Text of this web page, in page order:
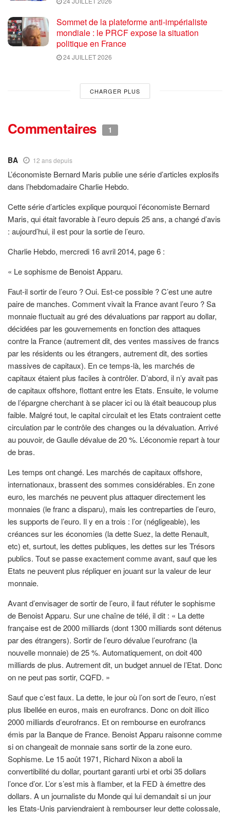
Sommet de la plateforme anti-impérialiste
mondiale : le PRCF expose la situation
politique en France
24 JUILLET 2026
CHARGER PLUS
Commentaires 1
BA 12 ans depuis
L’économiste Bernard Maris publie une série d’articles explosifs
dans l’hebdomadaire Charlie Hebdo.
Cette série d’articles explique pourquoi l’économiste Bernard
Maris, qui était favorable à l’euro depuis 25 ans, a changé d’avis
: aujourd’hui, il est pour la sortie de l’euro.
Charlie Hebdo, mercredi 16 avril 2014, page 6 :
« Le sophisme de Benoist Apparu.
Faut-il sortir de l’euro ? Oui. Est-ce possible ? C’est une autre
paire de manches. Comment vivait la France avant l’euro ? Sa
monnaie fluctuait au gré des dévaluations par rapport au dollar,
décidées par les gouvernements en fonction des attaques
contre la France (autrement dit, des ventes massives de francs
par les résidents ou les étrangers, autrement dit, des sorties
massives de capitaux). En ce temps-là, les marchés de
capitaux étaient plus faciles à contrôler. D’abord, il n’y avait pas
de capitaux offshore, flottant entre les Etats. Ensuite, le volume
de l’épargne cherchant à se placer ici ou là était beaucoup plus
faible. Malgré tout, le capital circulait et les Etats contraient cette
circulation par le contrôle des changes ou la dévaluation. Arrivé
au pouvoir, de Gaulle dévalue de 20 %. L’économie repart à tour
de bras.
Les temps ont changé. Les marchés de capitaux offshore,
internationaux, brassent des sommes considérables. En zone
euro, les marchés ne peuvent plus attaquer directement les
monnaies (le franc a disparu), mais les contreparties de l’euro,
les supports de l’euro. Il y en a trois : l’or (négligeable), les
créances sur les économies (la dette Suez, la dette Renault,
etc) et, surtout, les dettes publiques, les dettes sur les Trésors
publics. Tout se passe exactement comme avant, sauf que les
Etats ne peuvent plus répliquer en jouant sur la valeur de leur
monnaie.
Avant d’envisager de sortir de l’euro, il faut réfuter le sophisme
de Benoist Apparu. Sur une chaîne de télé, il dit : « La dette
française est de 2000 milliards (dont 1300 milliards sont détenus
par des étrangers). Sortir de l’euro dévalue l’eurofranc (la
nouvelle monnaie) de 25 %. Automatiquement, on doit 400
milliards de plus. Autrement dit, un budget annuel de l’Etat. Donc
on ne peut pas sortir, CQFD. »
Sauf que c’est faux. La dette, le jour où l’on sort de l’euro, n’est
plus libellée en euros, mais en eurofrancs. Donc on doit illico
2000 milliards d’eurofrancs. Et on rembourse en eurofrancs
émis par la Banque de France. Benoist Apparu raisonne comme
si on changeait de monnaie sans sortir de la zone euro.
Sophisme. Le 15 août 1971, Richard Nixon a aboli la
convertibilité du dollar, pourtant garanti urbi et orbi 35 dollars
l’once d’or. L’or s’est mis à flamber, et la FED à émettre des
dollars. A un journaliste du Monde qui lui demandait si un jour
les Etats-Unis parviendraient à rembourser leur dette colossale,